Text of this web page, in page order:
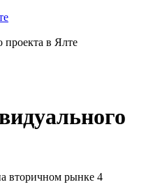
в Ялте
вторичном рынке 4